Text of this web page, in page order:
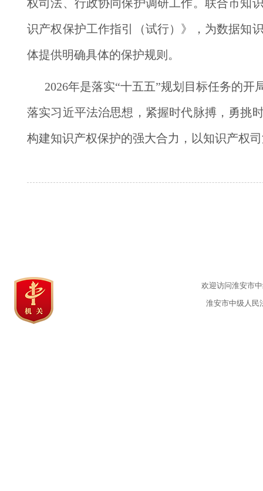
权司法、行政协同保护调研工作。联合市知
识产权保护工作指引（试行）》，为数据知
体提供明确具体的保护规则。
2026年是落实“十五五”规划目标任务的
落实习近平法治思想，紧握时代脉搏，勇挑
构建知识产权保护的强大合力，以知识产权
欢迎访问淮安市
淮安市中级人